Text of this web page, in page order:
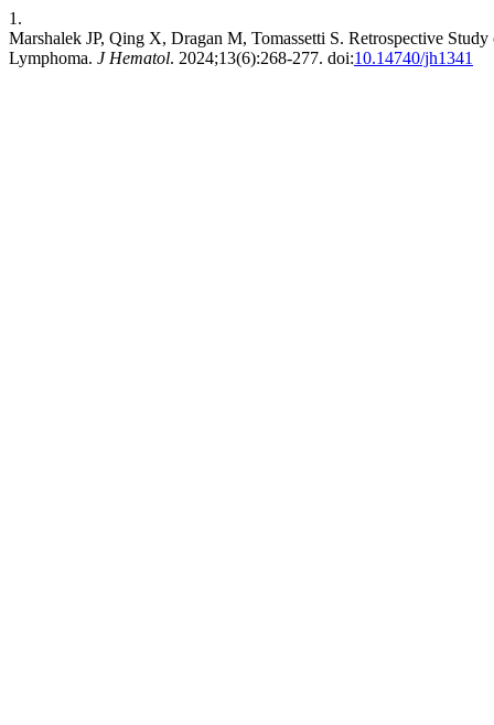
1.
Marshalek JP, Qing X, Dragan M, Tomassetti S. Retrospective
Lymphoma. J Hematol. 2024;13(6):268-277. doi:10.14740/jh1341